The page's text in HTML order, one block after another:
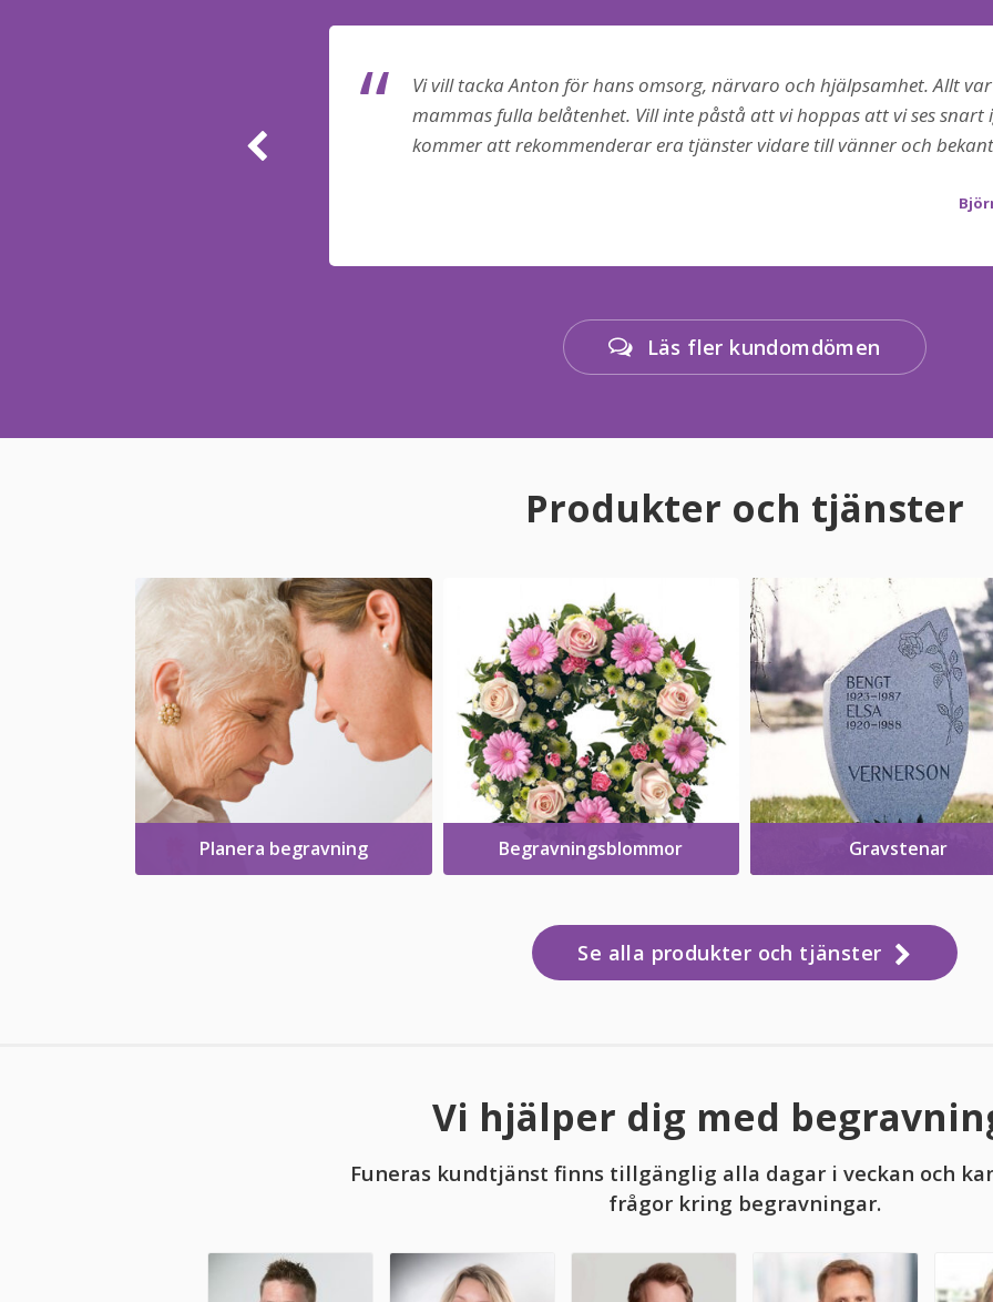
Vi vill tacka Anton för hans omsorg, närvaro och hjälpsamhet. Allt
mammas fulla belåtenhet. Vill inte påstå att vi hoppas att vi ses snart
kommer att rekommenderar era tjänster vidare till vänner och
Läs fler kundomdömen
Produkter och tjänster
Planera begravning Begravningsblommor Gravstenar
Se alla produkter och tjänster
Vi hjälper dig med
Funeras kundtjänst finns tillgänglig alla dagar i veckan och
frågor kring begravningar.